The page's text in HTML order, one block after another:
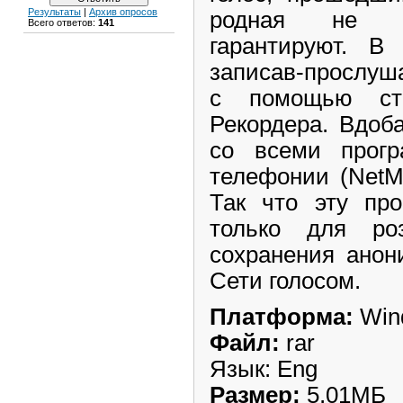
Результаты | Архив опросов
Всего ответов: 141
родная не
гарантируют. В
записав-
с помощью
Рекордера.
со всеми
телефонии
Так что эту
только для
сохранения
Сети голосом.
Платформа:
Файл: rar
Язык: Eng
Размер: 5,01МБ